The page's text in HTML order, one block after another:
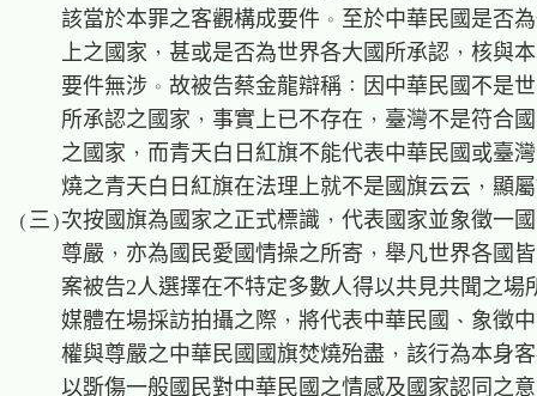
該當於本罪之客觀構成要件。至於中華民國是否
上之國家，甚或是否為世界各大國所承認，核與
要件無涉。故被告蔡金龍辯稱：因中華民國不是
所承認之國家，事實上已不存在，臺灣不是符合
之國家，而青天白日紅旗不能代表中華民國或臺
燒之青天白日紅旗在法理上就不是國旗云云，顯
(三)次按國旗為國家之正式標識，代表國家並象徵一
尊嚴，亦為國民愛國情操之所寄，舉凡世界各國
案被告2人選擇在不特定多數人得以共見共聞之場
媒體在場採訪拍攝之際，將代表中華民國、象徵
權與尊嚴之中華民國國旗焚燒殆盡，該行為本身
以斲傷一般國民對中華民國之情感及國家認同之